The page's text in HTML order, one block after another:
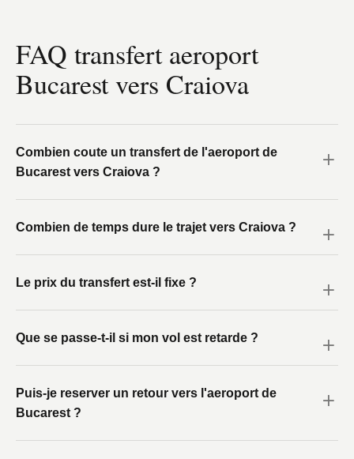
FAQ transfert aeroport
Bucarest vers Craiova
Combien coute un transfert de l'aeroport de
Bucarest vers Craiova ?
Combien de temps dure le trajet vers Craiova ?
Le prix du transfert est-il fixe ?
Que se passe-t-il si mon vol est retarde ?
Puis-je reserver un retour vers l'aeroport de
Bucarest ?